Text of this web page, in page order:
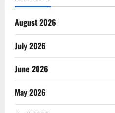
August 2026
July 2026
June 2026
May 2026